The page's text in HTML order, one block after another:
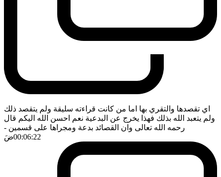
اي تقصدها والتقري بها اما من كانت قراءته سليقة ولم يتقصد ذلك
ولم يتعبد الله بذلك فهذا يخرج عن البدعية نعم احسن الله اليكم قال
رحمه الله تعالى وان القصائد بدعة ومجراها على قسمين -
00:06:22ضَ